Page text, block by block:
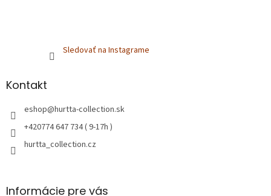
Sledovať na Instagrame
Kontakt
eshop@hurtta-collection.sk
+420774 647 734 ( 9-17h )
hurtta_collection.cz
Informácie pre vás